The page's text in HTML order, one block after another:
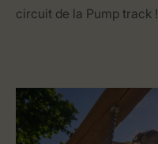
circuit de la Pump track !